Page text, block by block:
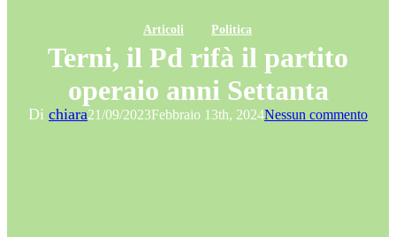
Articoli Politica
Terni, il Pd rifà il partito
operaio anni Settanta
Di chiara21/09/2023Febbraio 13th, 2024Nessun commento